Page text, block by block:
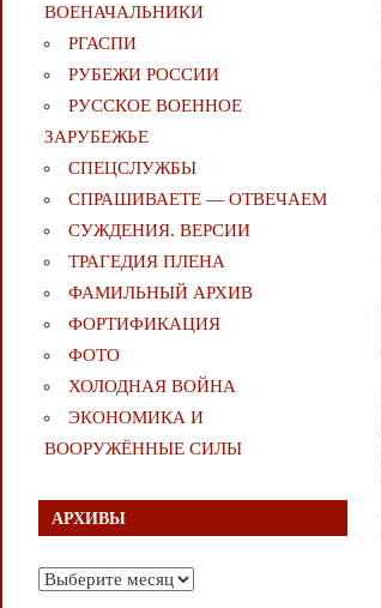
ВОЕНАЧАЛЬНИКИ
РГАСПИ
РУБЕЖИ РОССИИ
РУССКОЕ ВОЕННОЕ
ЗАРУБЕЖЬЕ
СПЕЦСЛУЖБЫ
СПРАШИВАЕТЕ — ОТВЕЧАЕМ
СУЖДЕНИЯ. ВЕРСИИ
ТРАГЕДИЯ ПЛЕНА
ФАМИЛЬНЫЙ АРХИВ
ФОРТИФИКАЦИЯ
ФОТО
ХОЛОДНАЯ ВОЙНА
ЭКОНОМИКА И
ВООРУЖЁННЫЕ СИЛЫ
АРХИВЫ
Архивы